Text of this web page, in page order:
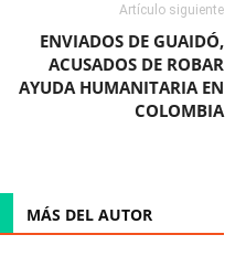
Artículo siguiente
ENVIADOS DE GUAIDÓ,
ACUSADOS DE ROBAR
AYUDA HUMANITARIA EN
COLOMBIA
MÁS DEL AUTOR